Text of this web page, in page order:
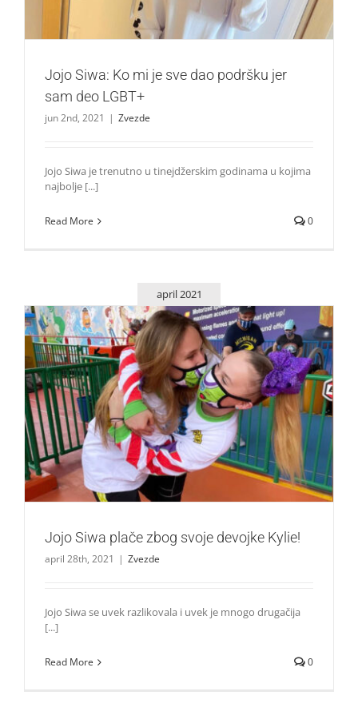
Jojo Siwa: Ko mi je sve dao podršku jer
sam deo LGBT+
jun 2nd, 2021 | Zvezde
Jojo Siwa je trenutno u tinejdžerskim godinama u kojima
najbolje [...]
Read More 0
april 2021
Jojo Siwa plače zbog svoje devojke Kylie!
Zvezde
Jojo Siwa plače zbog svoje devojke Kylie!
april 28th, 2021 | Zvezde
Jojo Siwa se uvek razlikovala i uvek je mnogo drugačija
[...]
Read More 0